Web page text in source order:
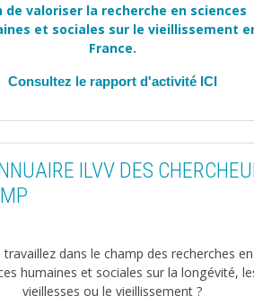
de valoriser la recherche en sciences
et sociales sur le vieillissement
France.
Consultez le rapport d'activité ICI
ILVV DES
travaillez dans le champ des recherches en
humaines et sociales sur la longévité,
vieillesses ou le vieillissement ?